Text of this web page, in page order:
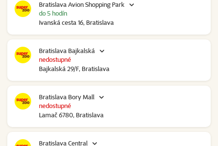
Bratislava Avion Shopping Park
Ivanská cesta 16, Bratislava
do 5 hodín
Bratislava Bajkalská
Bajkalská 29/F, Bratislava
nedostupné
Bratislava Bory Mall
Lamač 6780, Bratislava
nedostupné
Bratislava Central